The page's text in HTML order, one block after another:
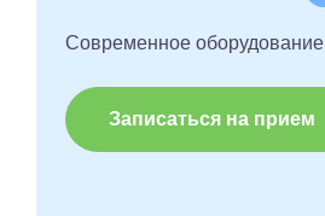
Современное оборудование
Записаться на прием